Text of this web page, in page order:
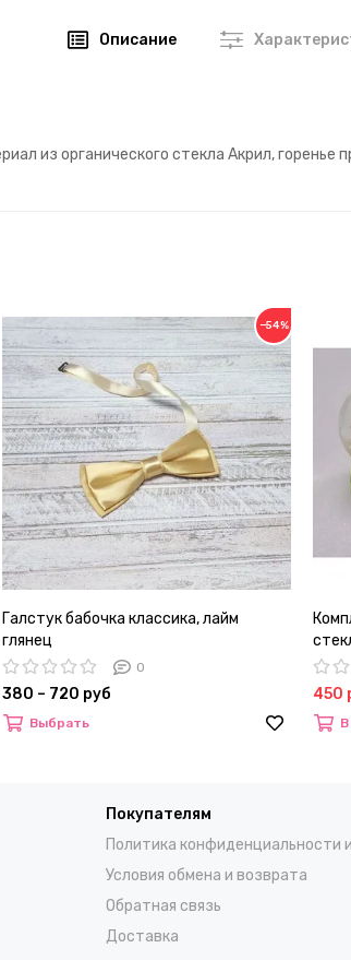
Описание
из органического стекла Акрил, горенье
−54%
Галстук бабочка классика, лайм
глянец
0
380 – 720 руб
Выбрать
450
Покупателям
Политика конфиденциальности
Условия обмена и возврата
Обратная связь
Доставка